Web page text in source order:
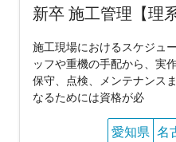
新卒 施工管理【理
施工現場におけるスケジュ
ッフや重機の手配から、実
保守、点検、メンテナンス
なるためには資格が必
愛知県 名